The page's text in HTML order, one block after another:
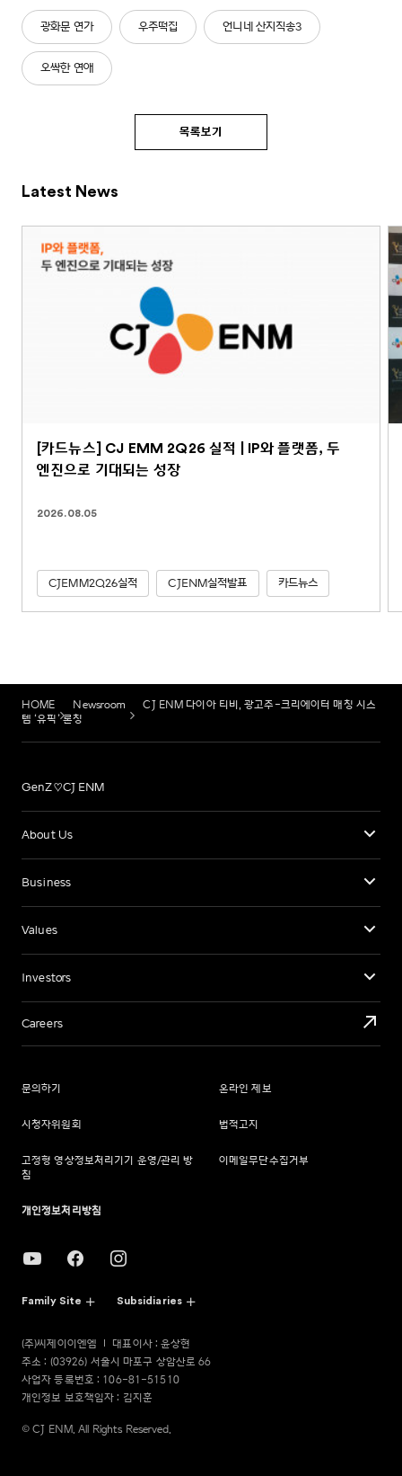
광화문 연가 우주떡집 언니네 산지직송3
오싹한 연애
목록보기
Latest News
[카드뉴스] CJ EMM 2Q26 실적 | IP와 플랫폼, 두
엔진으로 기대되는 성장
2026.08.05
CJEMM2Q26실적 CJENM실적발표 카드뉴스
HOME Newsroom
CJ ENM 다이아 티비, 광고주-크리에이터 매칭 시스
템 ‘유픽’ 론칭
GenZ♡CJ ENM
About Us
Business
Values
Investors
Careers
문의하기 온라인 제보
시청자위원회 법적고지
고정형 영상정보처리기기 운영/관리 방
침
이메일무단수집거부
개인정보처리방침
Family Site Subsidiaries
(주)씨제이이엔엠
대표이사 : 윤상현
주소 : (03926) 서울시 마포구 상암산로 66
사업자 등록번호 : 106-81-51510
개인정보 보호책임자 : 김지훈
© CJ ENM. All Rights Reserved.